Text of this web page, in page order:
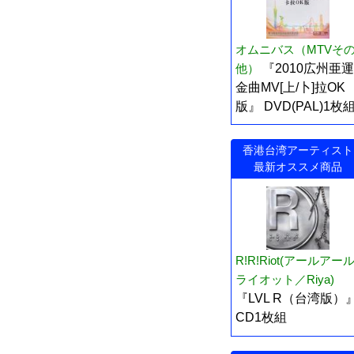
オムニバス（MTVそ
他）
『2010広州亜運
金曲MV[上/卜]拉OK
版』 DVD(PAL)1枚組
香港台湾アーティスト
最新オススメ商品
R!R!Riot(アールアール
ライオット／Riya)
『LVL R（台湾版）』
CD1枚組